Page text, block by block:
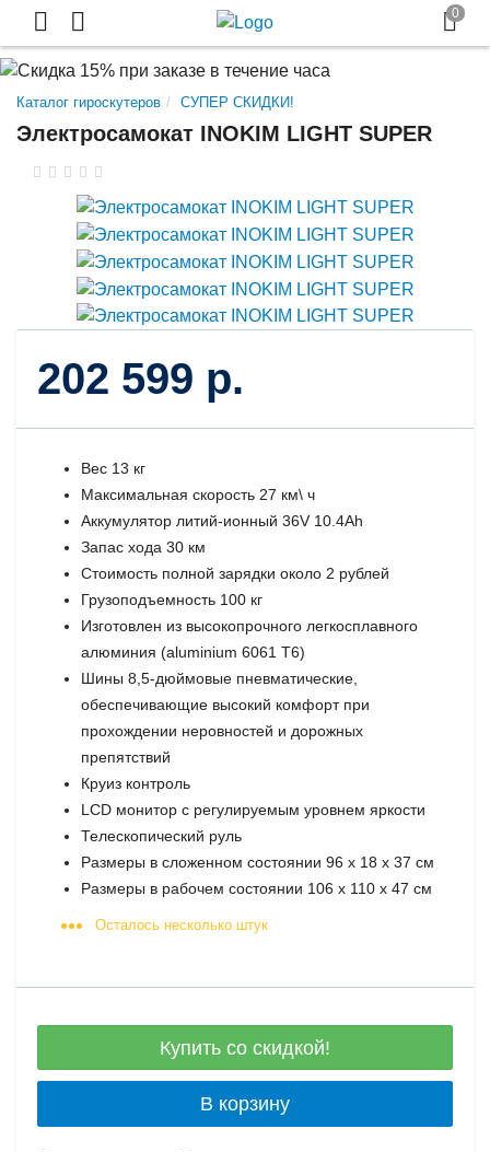
Каталог гироскутеров СУПЕР СКИДКИ!
Электросамокат INOKIM LIGHT SUPER
202 599 р.
Вес 13 кг
Максимальная скорость 27 км\ ч
Аккумулятор литий-ионный 36V 10.4Ah
Запас хода 30 км
Стоимость полной зарядки около 2 рублей
Грузоподъемность 100 кг
Изготовлен из высокопрочного легкосплавного
алюминия (aluminium 6061 T6)
Шины 8,5-дюймовые пневматические,
обеспечивающие высокий комфорт при
прохождении неровностей и дорожных
препятствий
Круиз контроль
LCD монитор с регулируемым уровнем яркости
Телескопический руль
Размеры в сложенном состоянии 96 х 18 х 37 см
Размеры в рабочем состоянии 106 х 110 х 47 см
Осталось несколько штук
Купить со скидкой!
В корзину